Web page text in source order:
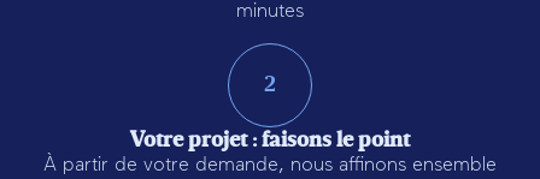
minutes
2
Votre projet : faisons le point
À partir de votre demande, nous affinons ensemble